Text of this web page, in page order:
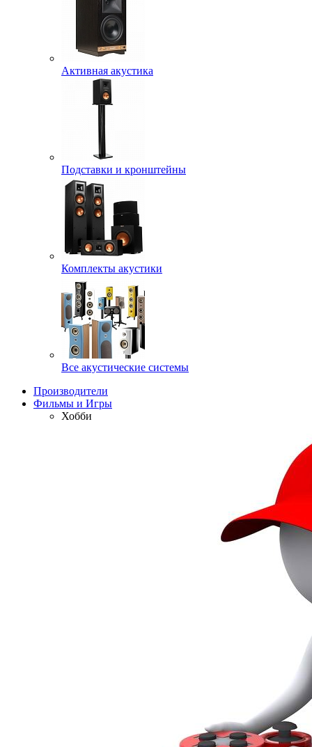
Активная акустика
Подставки и кронштейны
Комплекты акустики
Все акустические системы
Производители
Фильмы и Игры
Хобби